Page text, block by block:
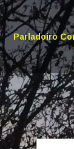
Parladoiro